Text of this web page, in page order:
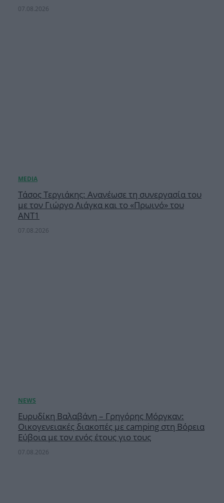
07.08.2026
Τάσος Τεργιάκης: Ανανέωσε τη συνεργασία του
με τον Γιώργο Λιάγκα και το «Πρωινό» του
ΑΝΤ1
07.08.2026
Ευρυδίκη Βαλαβάνη – Γρηγόρης Μόργκαν:
Οικογενειακές διακοπές με camping στη Βόρεια
Εύβοια με τον ενός έτους γιο τους
07.08.2026